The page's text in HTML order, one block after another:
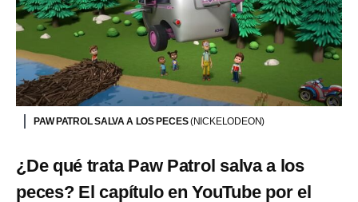
PAW PATROL SALVA A LOS PECES(NICKELODEON)
¿De qué trata Paw Patrol salva a los
peces? El capítulo en YouTube por el